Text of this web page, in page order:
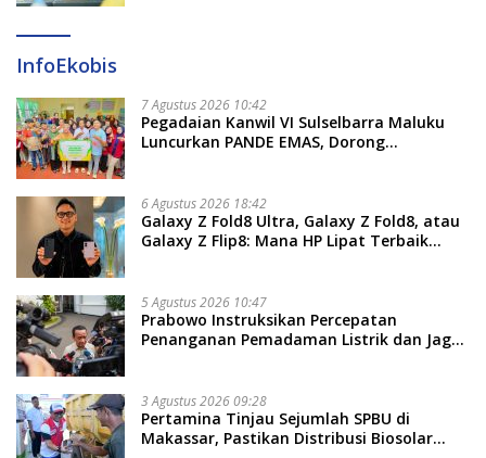
InfoEkobis
7 Agustus 2026 10:42
Pegadaian Kanwil VI Sulselbarra Maluku
Luncurkan PANDE EMAS, Dorong
6 Agustus 2026 18:42
Galaxy Z Fold8 Ultra, Galaxy Z Fold8, atau
Galaxy Z Flip8: Mana HP Lipat Terbaik
5 Agustus 2026 10:47
Prabowo Instruksikan Percepatan
Penanganan Pemadaman Listrik dan Jaga
3 Agustus 2026 09:28
Pertamina Tinjau Sejumlah SPBU di
Makassar, Pastikan Distribusi Biosolar